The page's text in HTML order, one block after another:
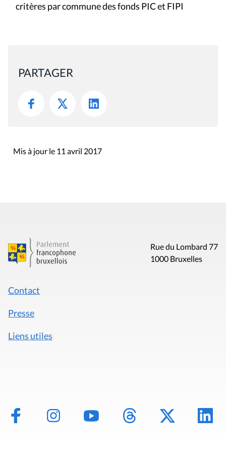
critères par commune des fonds PIC et FIPI
PARTAGER
Mis à jour le 11 avril 2017
Rue du Lombard 77
1000 Bruxelles
Contact
Presse
Liens utiles